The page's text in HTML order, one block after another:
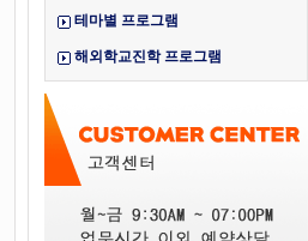
테마별 프로그램
해외학교진학 프로그램